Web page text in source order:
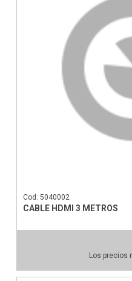
Cod: 5040002
CABLE HDMI 3 METROS
Los precios